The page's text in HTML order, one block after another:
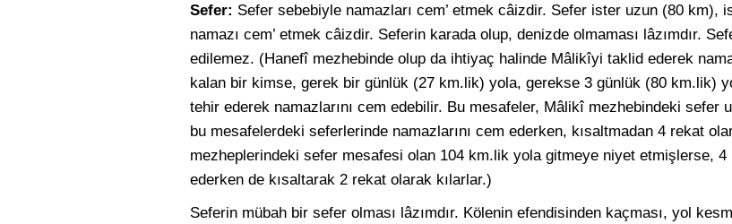
Sefer: Sefer sebebiyle namazları cem’ etmek câizdir. Sefer ister uzun (80 km),
namazı cem’ etmek câizdir. Seferin karada olup, denizde olmaması lâzımdır.
edilemez. (Hanefî mezhebinde olup da ihtiyaç halinde Mâlikîyi taklid ederek
kalan bir kimse, gerek bir günlük (27 km.lik) yola, gerekse 3 günlük (80 km.lik)
tehir ederek namazlarını cem edebilir. Bu mesafeler, Mâlikî mezhebindeki sefer
bu mesafelerdeki seferlerinde namazlarını cem ederken, kısaltmadan 4 rekat
mezheplerindeki sefer mesafesi olan 104 km.lik yola gitmeye niyet etmişlerse, 4
ederken de kısaltarak 2 rekat olarak kılarlar.)
Seferin mübah bir sefer olması lâzımdır. Kölenin efendisinden kaçması, yol